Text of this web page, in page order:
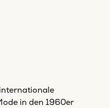
in den 1960er